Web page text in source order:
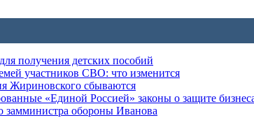
получения детских пособий
участников СВО: что изменится
Жириновского сбываются
«Единой Россией» законы о защите
замминистра обороны Иванова